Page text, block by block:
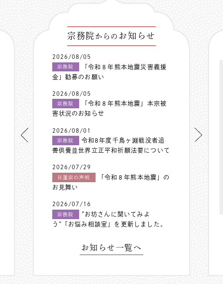
宗務院 からの お知らせ
2026/08/05
宗務院
「令和８年熊本地震災害義援
金」勧募のお願い
2026/08/05
宗務院
「令和８年熊本地震」本宗被
害状況のお知らせ
2026/08/01
宗務院
令和8年度千鳥ヶ淵戦没者追
善供養並世界立正平和祈願法要について
2026/07/29
日蓮宗の声明
「令和８年熊本地震」の
お見舞い
2026/07/16
宗務院
”お坊さんに聞いてみよ
う”「お悩み相談室」を更新しました。
お知らせ一覧へ